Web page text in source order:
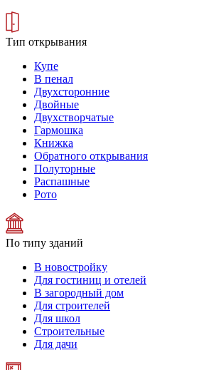
Тип открывания
Купе
В пенал
Двухсторонние
Двойные
Двухстворчатые
Гармошка
Книжка
Обратного открывания
Полуторные
Распашные
Рото
По типу зданий
В новостройку
Для гостиниц и отелей
В загородный дом
Для строителей
Для школ
Строительные
Для дачи